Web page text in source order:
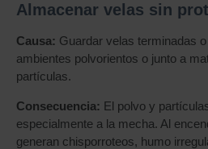
Almacenar velas sin
Causa: Guardar velas terminadas
ambientes polvorientos o junto a
partículas.
Consecuencia: El polvo y
especialmente a la mecha. Al
generan chisporroteos, humo